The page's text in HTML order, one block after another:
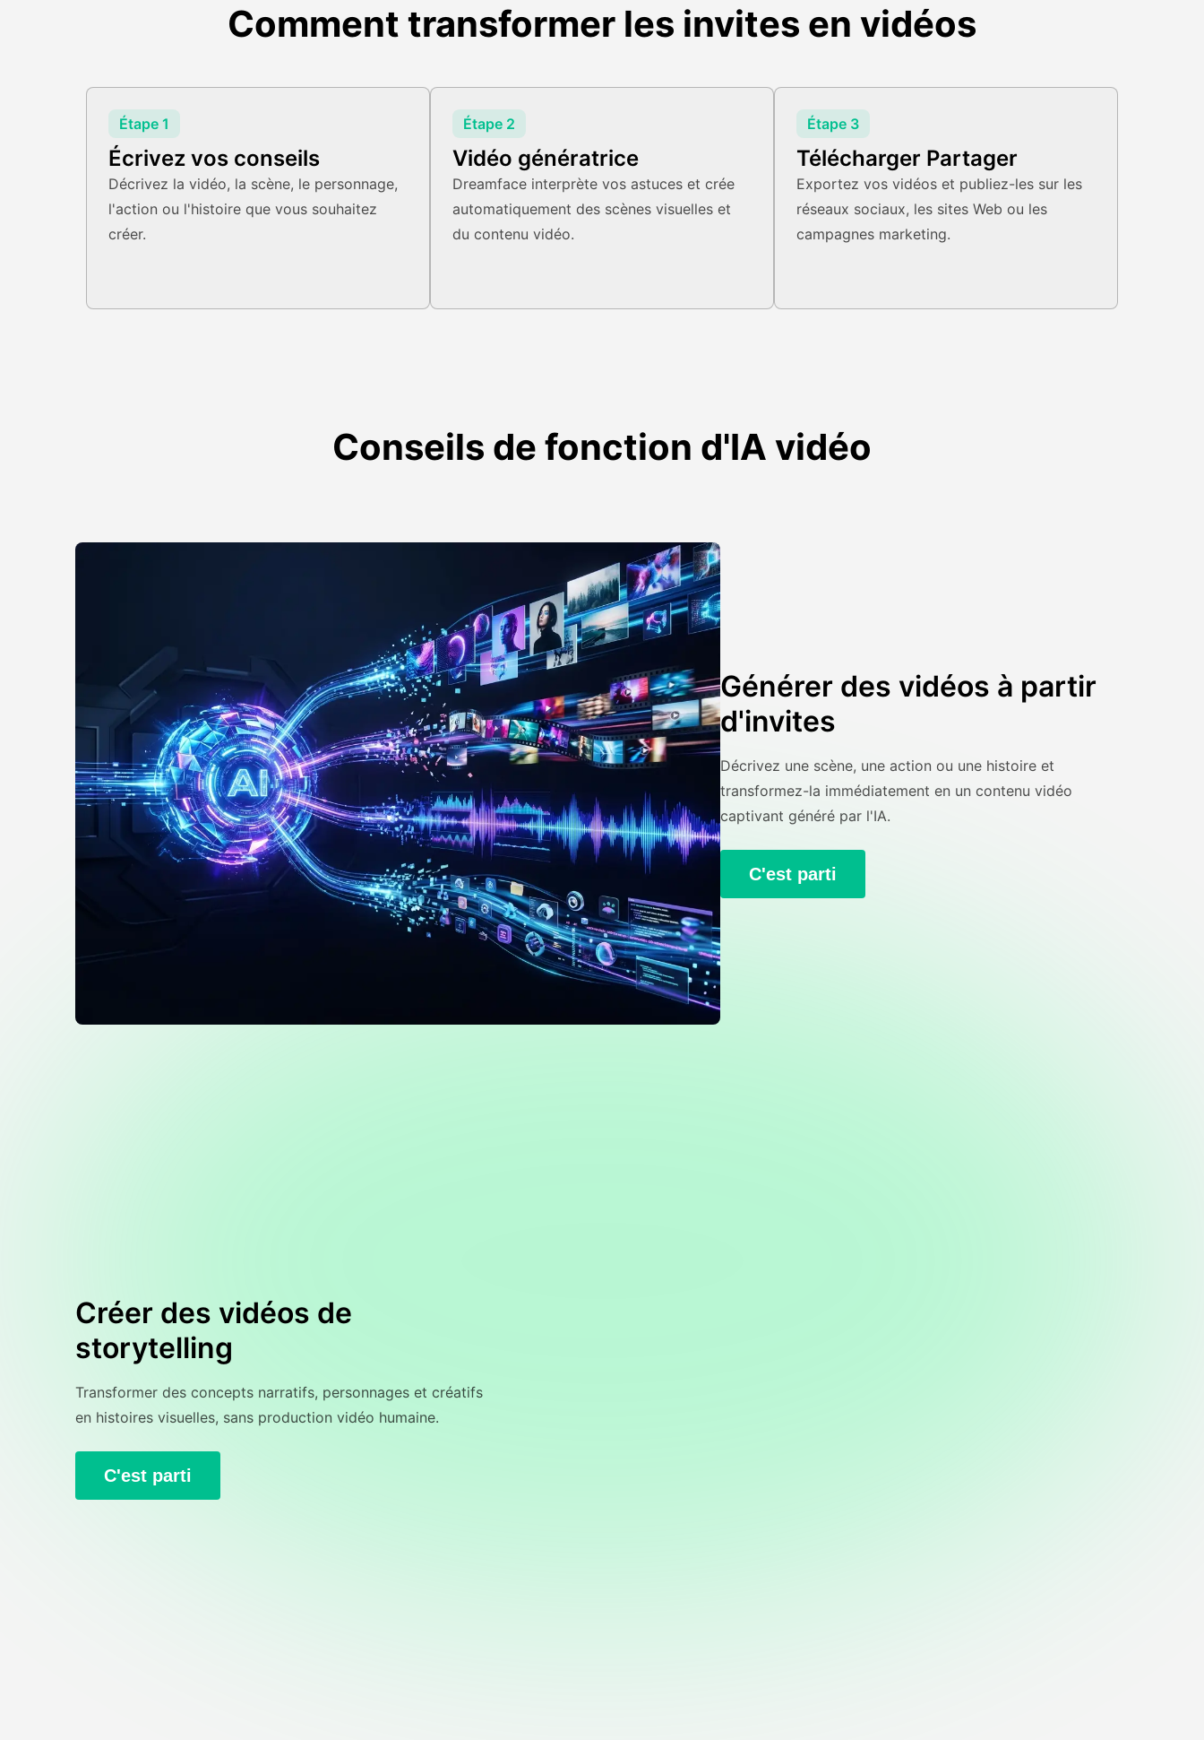
Comment transformer les invites en vidéos
Étape 1
Écrivez vos conseils
Décrivez la vidéo, la scène, le personnage,
l'action ou l'histoire que vous souhaitez
créer.
Étape 2
Vidéo génératrice
Dreamface interprète vos astuces et crée
automatiquement des scènes visuelles et
du contenu vidéo.
Étape 3
Télécharger Partager
Exportez vos vidéos et publiez-les sur les
réseaux sociaux, les sites Web ou les
campagnes marketing.
Conseils de fonction d'IA vidéo
Générer des vidéos à partir
d'invites
Décrivez une scène, une action ou une histoire et
transformez-la immédiatement en un contenu vidéo
captivant généré par l'IA.
C'est parti
Créer des vidéos de
storytelling
Transformer des concepts narratifs, personnages et créatifs
en histoires visuelles, sans production vidéo humaine.
C'est parti